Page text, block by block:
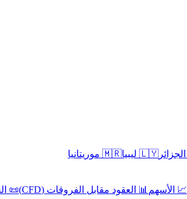
🇱🇾 ليبيا
🇲🇷 موريتانيا
📈 الأسهم 📊 العقود مقابل الفروقات (CFD)
📜